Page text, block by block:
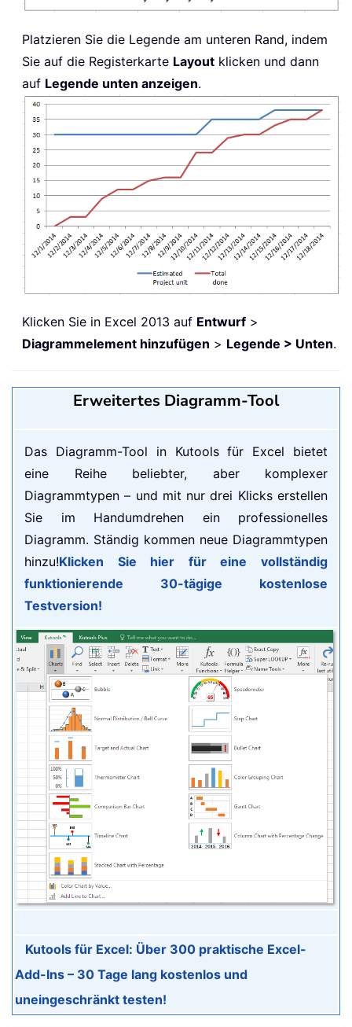
Platzieren Sie die Legende am unteren Rand, indem
Sie auf die Registerkarte Layout klicken und dann
auf Legende unten anzeigen.
Klicken Sie in Excel 2013 auf Entwurf >
Diagrammelement hinzufügen > Legende > Unten.
Erweitertes Diagramm-Tool
Das Diagramm-Tool in Kutools für Excel bietet
eine Reihe beliebter, aber komplexer
Diagrammtypen – und mit nur drei Klicks erstellen
Sie im Handumdrehen ein professionelles
Diagramm. Ständig kommen neue Diagrammtypen
hinzu!Klicken Sie hier für eine vollständig
funktionierende 30-tägige kostenlose
Testversion!
Kutools für Excel: Über 300 praktische Excel-
Add-Ins – 30 Tage lang kostenlos und
uneingeschränkt testen!